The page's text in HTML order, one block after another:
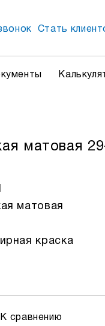
Стать
матовая
матовая
краска
К сравнению